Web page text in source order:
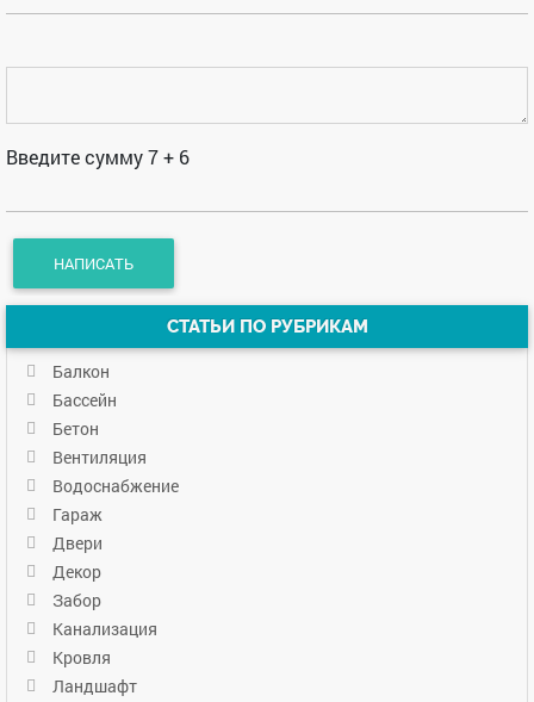
Введите сумму 7 + 6
СТАТЬИ ПО РУБРИКАМ
Балкон
Бассейн
Бетон
Вентиляция
Водоснабжение
Гараж
Двери
Декор
Забор
Канализация
Кровля
Ландшафт